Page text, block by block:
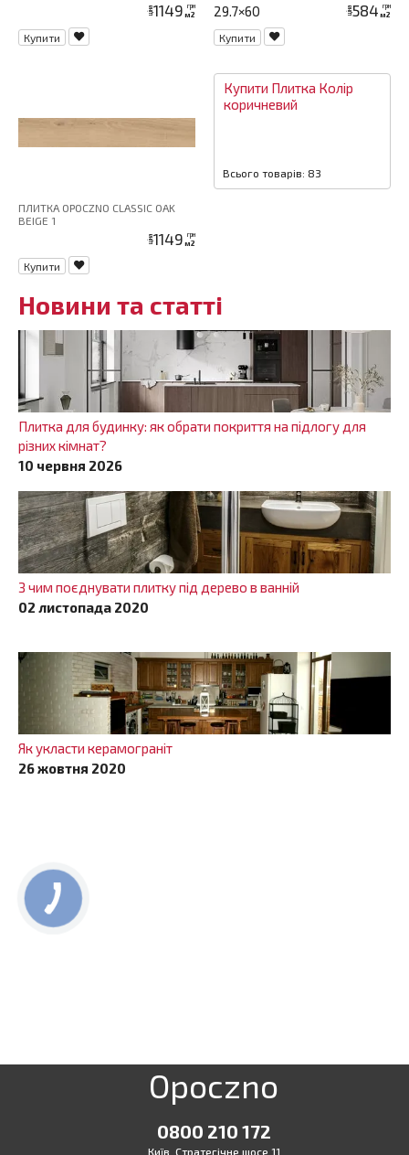
ціна1149 грн
м2
Купити
29.7×60 ціна584 грн
м2
Купити
ПЛИТКА OPOCZNO CLASSIC OAK
BEIGE 1
ціна1149 грн
м2
Купити
Купити Плитка Колір
коричневий
Всього товарів: 83
Новини та статті
Плитка для будинку: як обрати покриття на підлогу для
різних кімнат?
10 червня 2026
З чим поєднувати плитку під дерево в ванній
02 листопада 2020
Як укласти керамограніт
26 жовтня 2020
Opoczno
0800 210 172
Київ, Стратегічне шосе 11